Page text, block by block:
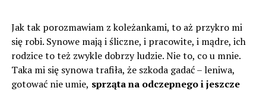
Jak tak porozmawiam z koleżankami, to aż przykro mi
się robi. Synowe mają i śliczne, i pracowite, i mądre, ich
rodzice to też zwykle dobrzy ludzie. Nie to, co u mnie.
Taka mi się synowa trafiła, że szkoda gadać – leniwa,
gotować nie umie, sprząta na odczepnego i jeszcze